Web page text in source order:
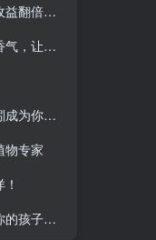
密武器！
醉不已
钱利器！
物专家
会惊讶！
密武器！
醉不已
钱利器！
物专家
会惊讶！